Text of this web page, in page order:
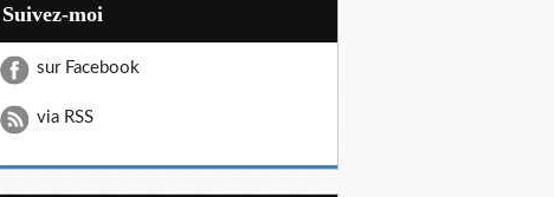
Suivez-moi
sur Facebook
via RSS